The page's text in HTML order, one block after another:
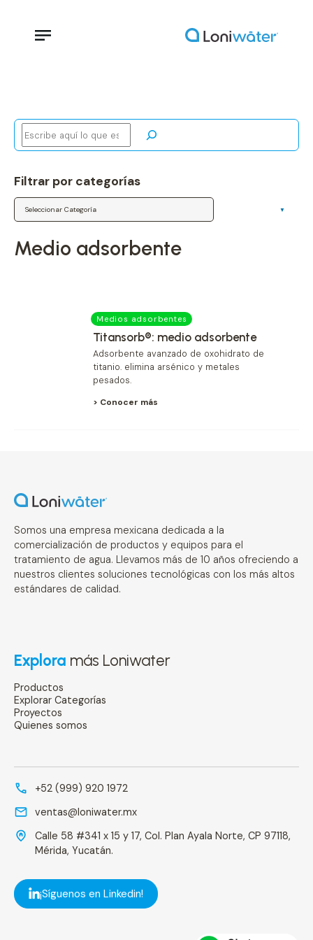
Buscar
Filtrar por categorías
Categorías
medio adsorbente
Medios adsorbentes
Titansorb®: medio adsorbente
Adsorbente avanzado de oxohidrato de
titanio. elimina arsénico y metales
pesados.
> Conocer más
Somos una empresa mexicana dedicada a la
comercialización de productos y equipos para el
tratamiento de agua. Llevamos más de 10 años ofreciendo a
nuestros clientes soluciones tecnológicas con los más altos
estándares de calidad.
Explora más Loniwater
Productos
Explorar Categorías
Proyectos
Quienes somos
+52 (999) 920 1972
ventas@loniwater.mx
Calle 58 #341 x 15 y 17, Col. Plan Ayala Norte, CP 97118,
Mérida, Yucatán.
¡Síguenos en Linkedin!